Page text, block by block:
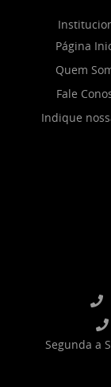
Página
Quem
Fale
Indique
Segunda a